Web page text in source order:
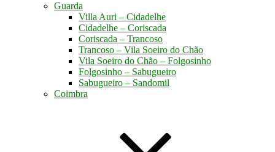
Guarda
Villa Auri – Cidadelhe
Cidadelhe – Coriscada
Coriscada – Trancoso
Trancoso – Vila Soeiro do Chão
Vila Soeiro do Chão – Folgosinho
Folgosinho – Sabugueiro
Sabugueiro – Sandomil
Coimbra